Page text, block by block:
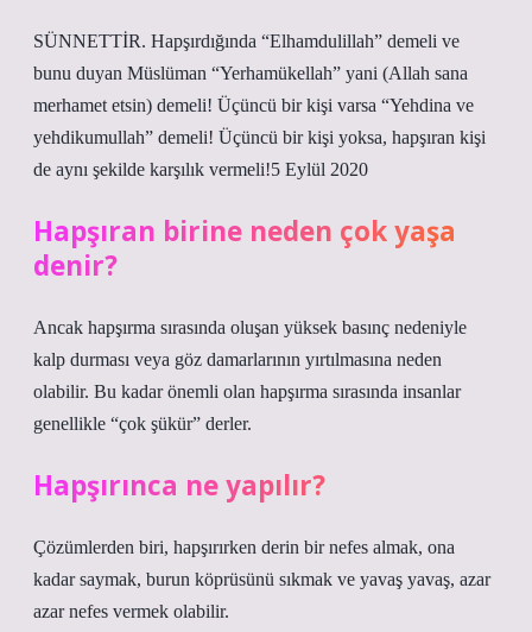
SÜNNETTİR. Hapşırdığında “Elhamdulillah” demeli ve
bunu duyan Müslüman “Yerhamükellah” yani (Allah sana
merhamet etsin) demeli! Üçüncü bir kişi varsa “Yehdina ve
yehdikumullah” demeli! Üçüncü bir kişi yoksa, hapşıran kişi
de aynı şekilde karşılık vermeli!5 Eylül 2020
Hapşıran birine neden çok yaşa
denir?
Ancak hapşırma sırasında oluşan yüksek basınç nedeniyle
kalp durması veya göz damarlarının yırtılmasına neden
olabilir. Bu kadar önemli olan hapşırma sırasında insanlar
genellikle “çok şükür” derler.
Hapşırınca ne yapılır?
Çözümlerden biri, hapşırırken derin bir nefes almak, ona
kadar saymak, burun köprüsünü sıkmak ve yavaş yavaş, azar
azar nefes vermek olabilir.